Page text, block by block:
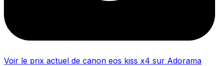
Voir le prix actuel de canon eos kiss x4 sur Adorama